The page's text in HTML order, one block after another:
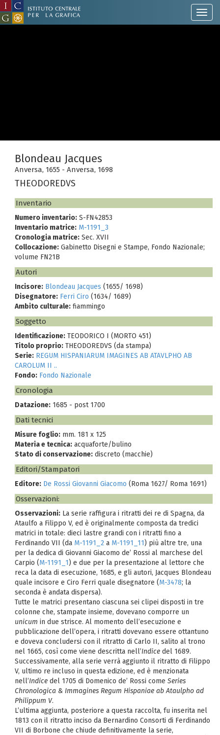
Blondeau Jacques
Anversa, 1655 - Anversa, 1698
THEODOREDVS
Inventario
Numero inventario: S-FN42853
Inventario matrice: M-1191_3
Cronologia matrice: Sec. XVII
Collocazione: Gabinetto Disegni e Stampe, Fondo Nazionale;
volume FN21B
Autori
Incisore: Blondeau Jacques (1655/ 1698)
Disegnatore: Ferri Ciro (1634/ 1689)
Ambito culturale: fiammingo
Soggetto
Identificazione: TEODORICO I (MORTO 451)
Titolo proprio: THEODOREDVS (da stampa)
Serie: REGUM HISPANIARUM IMAGINES AB ATAVLPHO AB
CAROLUM II ..
Fondo: Fondo Nazionale
Cronologia
Datazione: 1685 - post 1700
Dati tecnici
Misure foglio: mm. 181 x 125
Materia e tecnica: acquaforte/bulino
Stato di conservazione: discreto (macchie)
Editori/Stampatori
Editore: De Rossi Giovanni Giacomo (Roma 1627/ Roma 1691)
Osservazioni:
Osservazioni: La serie raffigura i ritratti dei re di Spagna, da
Ataulfo a Filippo V, ed è originalmente composta da tredici
matrici in totale: dieci lastre grandi con i ritratti fino a
Ferdinando VII (da M-1191_2 a M-1191_11) più altre tre, una
per la dedica di Giovanni Giacomo de’ Rossi al marchese del
Carpio (M-1191_1) e due per la presentazione al lettore che
reca la data di esecuzione, 1685, e gli autori, Jacques Blondeau
quale incisore e Ciro Ferri quale disegnatore (M-3478; la
seconda è andata dispersa).
Tutte le matrici presentano ciascuna sei clipei disposti in tre
colonne che, stampate insieme, dovevano comporre un
unicum in due strisce. Al momento dell’esecuzione e
pubblicazione dell’opera, i ritratti dovevano essere ottantuno
e doveva concludersi con il ritratto di Carlo II, salito al trono
nel 1665, così come viene descritta nell’Indice del 1689.
Successivamente, alla serie verrà aggiunto il ritratto di Filippo
V, ultimo re incluso in questa edizione, ed è menzionata
nell’Indice del 1705 di Domenico de’ Rossi come Series
Chronologica & Immagines Regum Hispaniae ab Ataulpho ad
Philippum V.
L’ultima aggiunta, posteriore a questa raccolta, fu inserita nel
1813 con il ritratto inciso da Bernardino Consorti di Ferdinando
VII di Borbone che chiude definitivamente la serie,